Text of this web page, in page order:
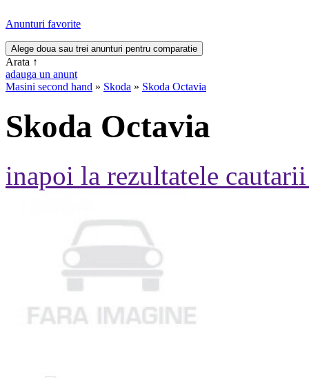
Anunturi favorite
Arata ↑
adauga un anunt
Masini second hand » Skoda » Skoda Octavia
Skoda Octavia
inapoi la rezultatele